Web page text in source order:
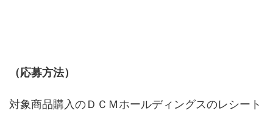
（応募方法）
対象商品購入のＤＣＭホールディングスのレシート